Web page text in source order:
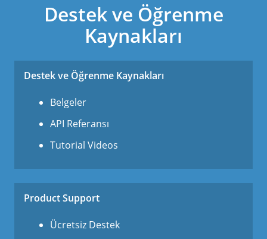
Destek ve Öğrenme
Kaynakları
Destek ve Öğrenme Kaynakları
Belgeler
API Referansı
Tutorial Videos
Product Support
Ücretsiz Destek